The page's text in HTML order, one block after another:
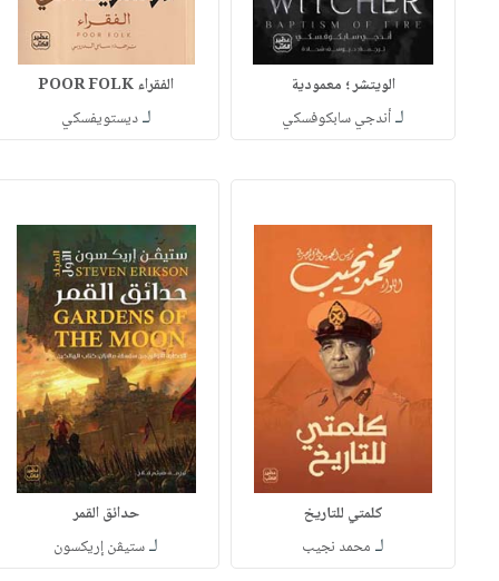
الويتشر ؛ معمودية
لـأندجي سابكوفسكي
الفقراء POOR FOLK
لـديستويفسكي
كلمتي للتاريخ
لـ محمد نجيب
حدائق القمر
لـستيڤن إريكسون